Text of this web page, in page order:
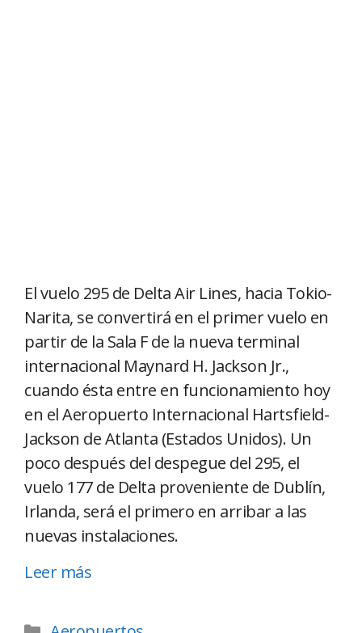
El vuelo 295 de Delta Air Lines, hacia Tokio-
Narita, se convertirá en el primer vuelo en
partir de la Sala F de la nueva terminal
internacional Maynard H. Jackson Jr.,
cuando ésta entre en funcionamiento hoy
en el Aeropuerto Internacional Hartsfield-
Jackson de Atlanta (Estados Unidos). Un
poco después del despegue del 295, el
vuelo 177 de Delta proveniente de Dublín,
Irlanda, será el primero en arribar a las
nuevas instalaciones.
Leer más